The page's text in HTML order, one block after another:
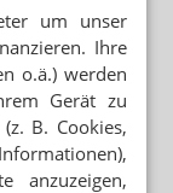
um unser
Ihre
o.ä.) werden
Gerät zu
B. Cookies,
anzuzeigen,